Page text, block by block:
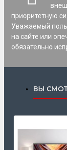
приоритетную
Уважаемый
на сайте или
обязательно
ВЫ